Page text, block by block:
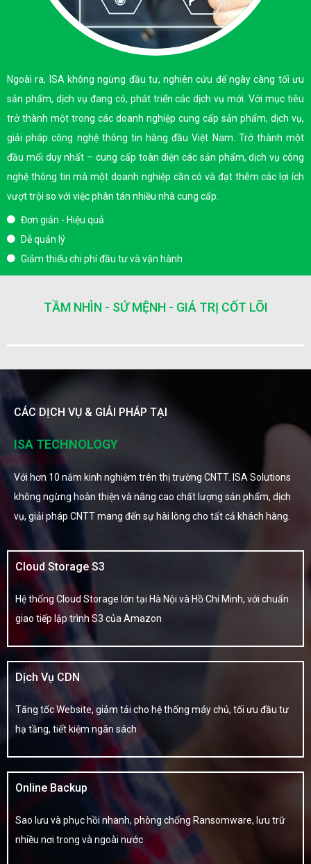
Ngoài ra, ISA không ngừng đầu tư, nghiên cứu để ngày càng tối ưu
sản phẩm, dịch vụ đang có, phát triển các dịch vụ mới. Với mục tiêu
trở thành một trong các doanh nghiệp cung cấp sản phẩm, dịch vụ,
giải pháp công nghệ thông tin hàng đầu Việt Nam. Trở thành một
đầu mối duy nhất – cung cấp toàn diện các sản phẩm, dịch vụ công
nghệ thông tin mà một doanh nghiệp cần có và đạt thêm các lợi ích
vượt trội so với việc phân tán nhiều nhà cung cấp.
Đơn giản - Hiệu quả
Dễ quản lý
Giảm thiểu chi phí đầu tư và vận hành
TẦM NHÌN - SỨ MỆNH - GIÁ TRỊ CỐT LÕI
CÁC DỊCH VỤ & GIẢI PHÁP TẠI
ISA TECHNOLOGY
Với hơn 10 năm kinh nghiệm trên thị trường CNTT. ISA Solutions
không ngừng hoàn thiện và nâng cao chất lượng sản phẩm, dịch
vụ, giải pháp CNTT mang đến sự hài lòng cho tất cả khách hàng.
Cloud Storage S3
Hệ thống Cloud Storage lớn tại Hà Nội và Hồ Chí Minh, với chuẩn
giao tiếp lập trình S3 của Amazon
Dịch Vụ CDN
Tăng tốc Website, giảm tải cho hệ thống máy chủ, tối ưu đầu tư
hạ tầng, tiết kiệm ngân sách
Online Backup
Sao lưu và phục hồi nhanh, phòng chống Ransomware, lưu trữ
nhiều nơi trong và ngoài nước